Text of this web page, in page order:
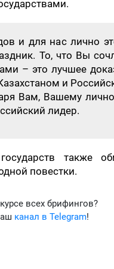
и для нас лично
​То, что Вы
– это лучшее
и
Вам, Вашему
лидер.
также
повестки.
всех брифингов?
канал в Telegram!